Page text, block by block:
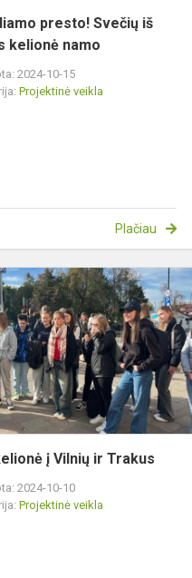
presto! Svečių iš
kelionė namo
2024-10-15
Projektinė veikla
Plačiau
į Vilnių ir Trakus
2024-10-10
Projektinė veikla